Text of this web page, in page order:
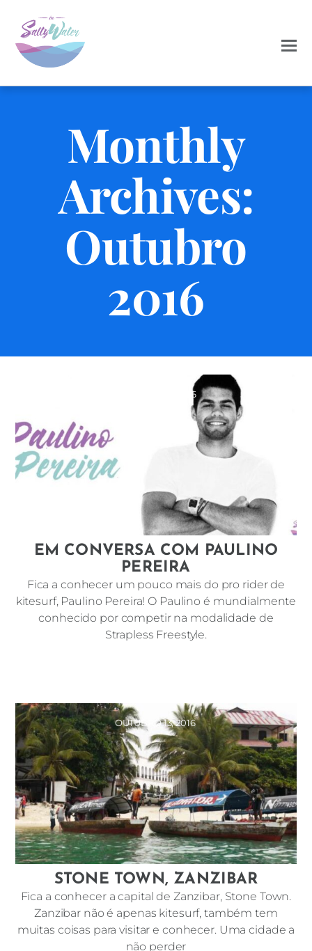
Monthly
Archives:
Outubro
2016
OUTUBRO 28, 2016
EM CONVERSA COM PAULINO
PEREIRA
Fica a conhecer um pouco mais do pro rider de
kitesurf, Paulino Pereira! O Paulino é mundialmente
conhecido por competir na modalidade de
Strapless Freestyle.
OUTUBRO 13, 2016
STONE TOWN, ZANZIBAR
Fica a conhecer a capital de Zanzibar, Stone Town.
Zanzibar não é apenas kitesurf, também tem
muitas coisas para visitar e conhecer. Uma cidade a
não perder